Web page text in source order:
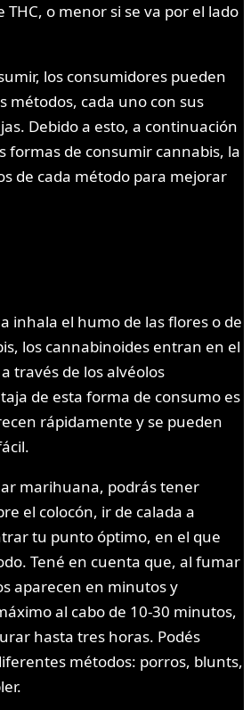
THC, o menor si se va por el lado
los consumidores pueden
métodos, cada uno con sus
Debido a esto, a continuación
formas de consumir cannabis, la
de cada método para mejorar
inhala el humo de las flores o de
los cannabinoides entran en el
través de los alvéolos
de esta forma de consumo es
rápidamente y se pueden
marihuana, podrás tener
el colocón, ir de calada a
tu punto óptimo, en el que
Tené en cuenta que, al fumar
aparecen en minutos y
al cabo de 10-30 minutos,
hasta tres horas. Podés
métodos: porros, blunts,